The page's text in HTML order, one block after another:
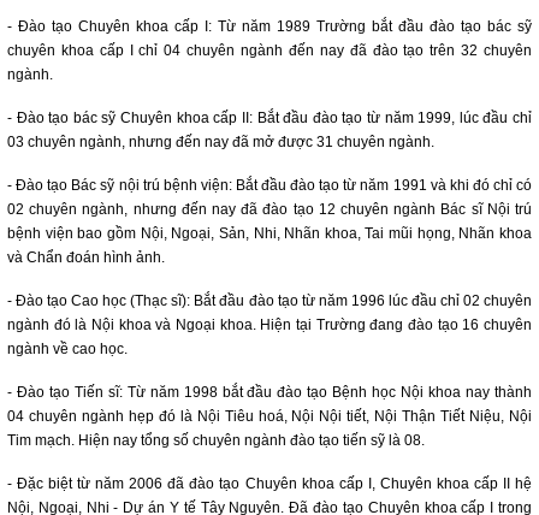
- Ðào tạo Chuyên khoa cấp I: Từ năm 1989 Trường bắt đầu đào tạo bác sỹ
chuyên khoa cấp I chỉ 04 chuyên ngành đến nay đã đào tạo trên 32 chuyên
ngành.
- Ðào tạo bác sỹ Chuyên khoa cấp II: Bắt đầu đào tạo từ năm 1999, lúc đầu chỉ
03 chuyên ngành, nhưng đến nay đã mở được 31 chuyên ngành.
- Ðào tạo Bác sỹ nội trú bệnh viện: Bắt đầu đào tạo từ năm 1991 và khi đó chỉ có
02 chuyên ngành, nhưng đến nay đã đào tạo 12 chuyên ngành Bác sĩ Nội trú
bệnh viện bao gồm Nội, Ngoại, Sản, Nhi, Nhãn khoa, Tai mũi họng, Nhãn khoa
và Chẩn đoán hình ảnh.
- Ðào tạo Cao học (Thạc sĩ): Bắt đầu đào tạo từ năm 1996 lúc đầu chỉ 02 chuyên
ngành đó là Nội khoa và Ngoại khoa. Hiện tại Trường đang đào tạo 16 chuyên
ngành về cao học.
- Ðào tạo Tiến sĩ: Từ năm 1998 bắt đầu đào tạo Bệnh học Nội khoa nay thành
04 chuyên ngành hẹp đó là Nội Tiêu hoá, Nội Nội tiết, Nội Thận Tiết Niệu, Nội
Tim mạch. Hiện nay tổng số chuyên ngành đào tạo tiến sỹ là 08.
- Đặc biệt từ năm 2006 đã đào tạo Chuyên khoa cấp I, Chuyên khoa cấp II hệ
Nội, Ngoại, Nhi - Dự án Y tế Tây Nguyên. Đã đào tạo Chuyên khoa cấp I trong